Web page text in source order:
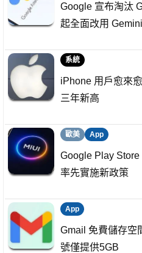
Google 宣布淘汰
起全面改用 Gemini
系統
iPhone 用戶愈來
三年新高
歐美 App
Google Play
率先實施新政策
App
Gmail 免費儲存
號僅提供5GB